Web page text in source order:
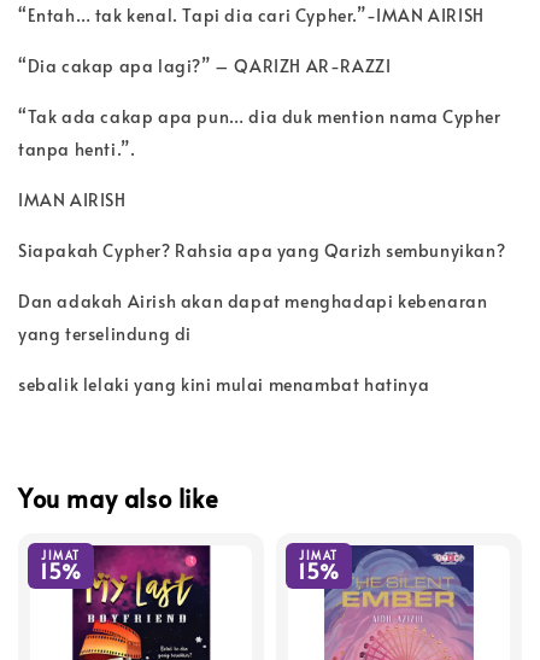
“Entah… tak kenal. Tapi dia cari Cypher.”-IMAN AIRISH
“Dia cakap apa lagi?” – QARIZH AR-RAZZI
“Tak ada cakap apa pun… dia duk mention nama Cypher
tanpa henti.”.
IMAN AIRISH
Siapakah Cypher? Rahsia apa yang Qarizh sembunyikan?
Dan adakah Airish akan dapat menghadapi kebenaran
yang terselindung di
sebalik lelaki yang kini mulai menambat hatinya
You may also like
JIMAT
15%
JIMAT
15%